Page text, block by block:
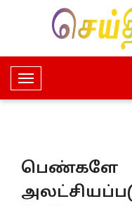
T
o
e
a
பெண்களே